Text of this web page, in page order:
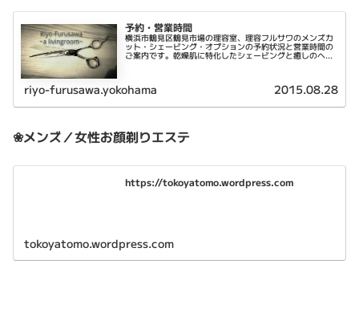
予約・営業時間
横浜市鶴見区鶴見市場の理容室、理容フルサワのメンズカ
ット・シェービング・オプションの予約状況と営業時間の
ご案内です。乾燥肌に特化したシェービングと癒しのヘッ
riyo-furusawa.yokohama 2015.08.28
❀メンズ／女性お顔剃りエステ
https://tokoyatomo.wordpress.com
tokoyatomo.wordpress.com